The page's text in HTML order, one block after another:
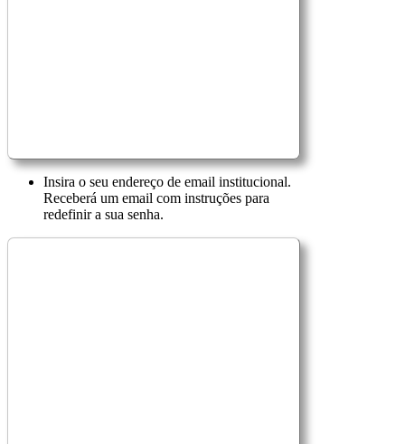
Insira o seu endereço de email institucional.
Receberá um email com instruções para
redefinir a sua senha.